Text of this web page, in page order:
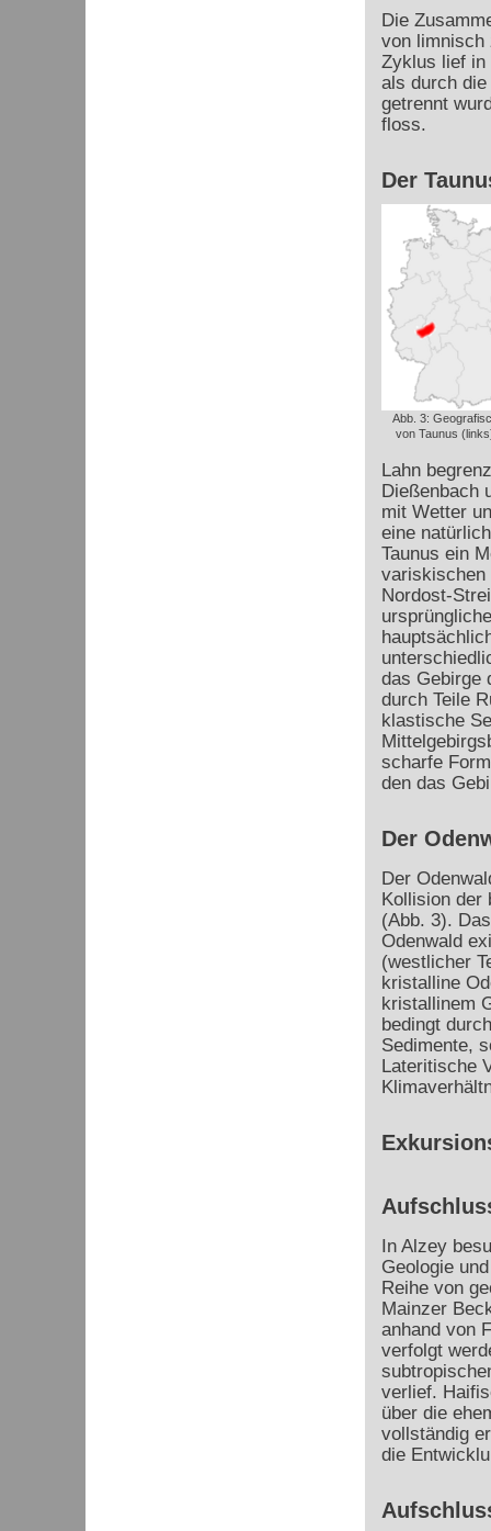
Die
von limnisch
Zyklus lief in
als durch die
getrennt
floss.
Der
Abb. 3:
von Taunus
Lahn
Dießenbach
mit Wetter
eine
Taunus ein
variskischen
Nordost-
das Gebirge
durch Teile
klastische
scharfe
den das
Der
Der
Kollision der
(Abb. 3).
Odenwald
(westlicher
kristalline
kristallinem
bedingt
Sedimente,
Lateritische
In Alzey
Geologie
Reihe von
Mainzer
anhand von
verfolgt
verlief.
über die
vollständig
die